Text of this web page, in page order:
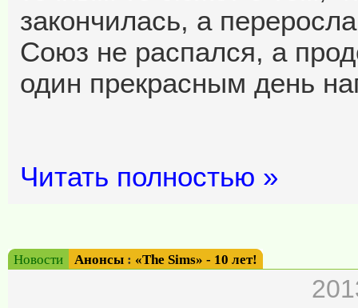
закончилась, а
Союз не распался, а
один прекрасным день
Читать полностью »
Новости Анонсы : «The Sims» - 10 лет!